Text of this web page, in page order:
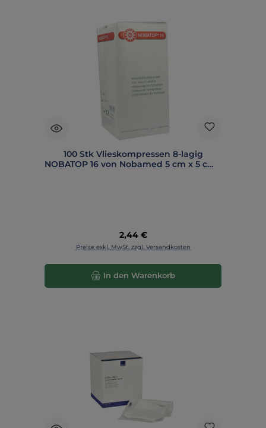
100 Stk Vlieskompressen 8-lagig
NOBATOP 16 von Nobamed 5 cm x 5 cm -
Regulärer Preis:
2,44 €
Preise exkl. MwSt. zzgl. Versandkosten
In den Warenkorb